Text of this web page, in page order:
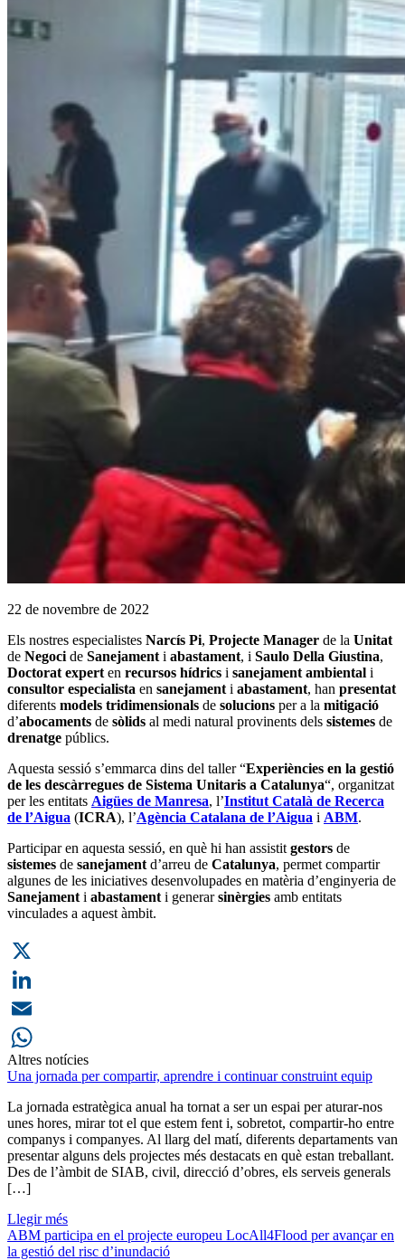
22 de novembre de 2022
Els nostres especialistes Narcís Pi, Projecte Manager de la Unitat
de Negoci de Sanejament i abastament, i Saulo Della Giustina,
Doctorat expert en recursos hídrics i sanejament ambiental i
consultor especialista en sanejament i abastament, han presentat
diferents models tridimensionals de solucions per a la mitigació
d’abocaments de sòlids al medi natural provinents dels sistemes de
drenatge públics.
Aquesta sessió s’emmarca dins del taller “Experiències en la gestió
de les descàrregues de Sistema Unitaris a Catalunya“, organitzat
per les entitats Aigües de Manresa, l’Institut Català de Recerca
de l’Aigua (ICRA), l’Agència Catalana de l’Aigua i ABM.
Participar en aquesta sessió, en què hi han assistit gestors de
sistemes de sanejament d’arreu de Catalunya, permet compartir
algunes de les iniciatives desenvolupades en matèria d’enginyeria de
Sanejament i abastament i generarsinèrgies amb entitats
vinculades a aquest àmbit.
X
LinkedIn
Email
WhatsApp
Altres notícies
Una jornada per compartir, aprendre i continuar construint equip
La jornada estratègica anual ha tornat a ser un espai per aturar-nos
unes hores, mirar tot el que estem fent i, sobretot, compartir-ho entre
companys i companyes. Al llarg del matí, diferents departaments van
presentar alguns dels projectes més destacats en què estan treballant.
Des de l’àmbit de SIAB, civil, direcció d’obres, els serveis generals
[…]
Llegir més
ABM participa en el projecte europeu LocAll4Flood per avançar en
la gestió del risc d’inundació